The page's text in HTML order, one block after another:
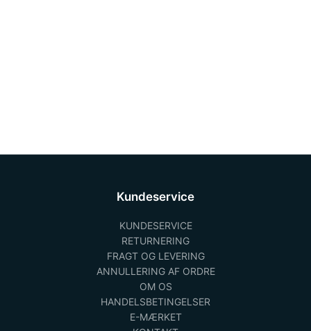
Kundeservice
KUNDESERVICE
RETURNERING
FRAGT OG LEVERING
ANNULLERING AF ORDRE
OM OS
HANDELSBETINGELSER
E-MÆRKET